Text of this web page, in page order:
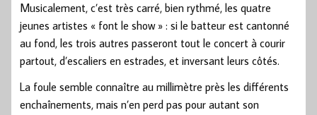
Musicalement, c’est très carré, bien rythmé, les quatre
jeunes artistes « font le show » : si le batteur est cantonné
au fond, les trois autres passeront tout le concert à courir
partout, d’escaliers en estrades, et inversant leurs côtés.
La foule semble connaître au millimètre près les différents
enchaînements, mais n’en perd pas pour autant son